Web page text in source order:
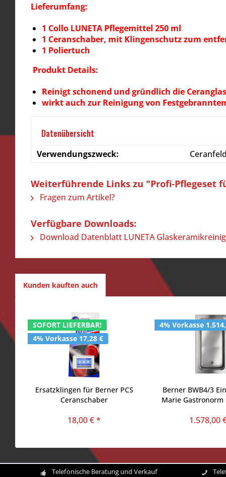
Lieferumfang:
1 Collo LUNETA Pflegemittel 250 ml
1 Ceranschaber, mit Klingenschutz zum
1 Poliertuch
Produkt Details:
Reinigt schonend und gründlich die
wirkt auch zur Reinigung von
Datenübersicht
Verwendungszweck:
Weiterführende Links zu "Profi-Pflegeset
Fragen zum Artikel?
Verfügbare Downloads:
Download Datenblatt LUNETA
Kunden kauften auch
SOFORT LIEFERBAR!
4% Vorkasse 17,28 €
Ersatzklingen für Berner PCS
Ceranschaber
18,00 € *
4% Vorkasse
Berner BWB4/3
Marie
1.578,00
Telefonische Beratung und Verkauf